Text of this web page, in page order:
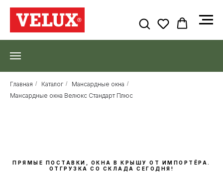
Главная / Каталог / Мансардные окна /
Мансардные окна Велюкс Стандарт Плюс
ПРЯМЫЕ ПОСТАВКИ, ОКНА В КРЫШУ ОТ ИМПОРТЁРА.
ОТГРУЗКА СО СКЛАДА СЕГОДНЯ!